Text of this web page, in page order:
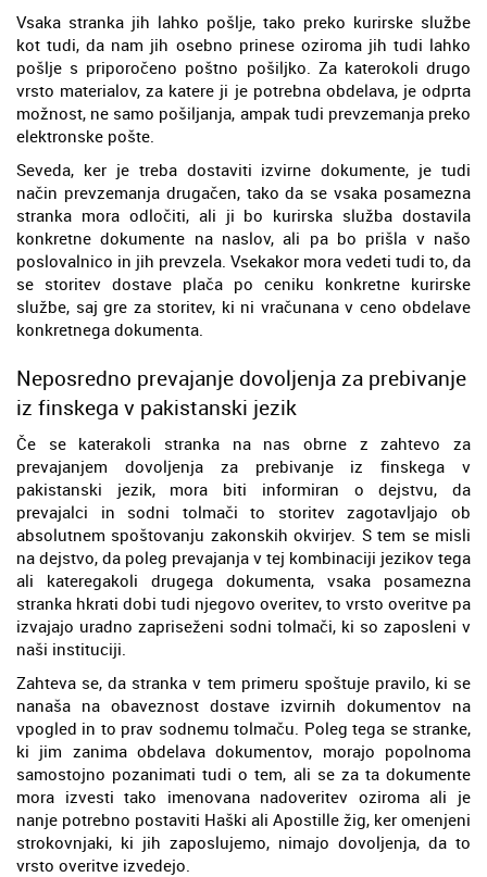
Vsaka stranka jih lahko pošlje, tako preko kurirske službe
kot tudi, da nam jih osebno prinese oziroma jih tudi lahko
pošlje s priporočeno poštno pošiljko. Za katerokoli drugo
vrsto materialov, za katere ji je potrebna obdelava, je odprta
možnost, ne samo pošiljanja, ampak tudi prevzemanja preko
elektronske pošte.
Seveda, ker je treba dostaviti izvirne dokumente, je tudi
način prevzemanja drugačen, tako da se vsaka posamezna
stranka mora odločiti, ali ji bo kurirska služba dostavila
konkretne dokumente na naslov, ali pa bo prišla v našo
poslovalnico in jih prevzela. Vsekakor mora vedeti tudi to, da
se storitev dostave plača po ceniku konkretne kurirske
službe, saj gre za storitev, ki ni vračunana v ceno obdelave
konkretnega dokumenta.
Neposredno prevajanje dovoljenja za prebivanje
iz finskega v pakistanski jezik
Če se katerakoli stranka na nas obrne z zahtevo za
prevajanjem dovoljenja za prebivanje iz finskega v
pakistanski jezik, mora biti informiran o dejstvu, da
prevajalci in sodni tolmači to storitev zagotavljajo ob
absolutnem spoštovanju zakonskih okvirjev. S tem se misli
na dejstvo, da poleg prevajanja v tej kombinaciji jezikov tega
ali kateregakoli drugega dokumenta, vsaka posamezna
stranka hkrati dobi tudi njegovo overitev, to vrsto overitve pa
izvajajo uradno zapriseženi sodni tolmači, ki so zaposleni v
naši instituciji.
Zahteva se, da stranka v tem primeru spoštuje pravilo, ki se
nanaša na obaveznost dostave izvirnih dokumentov na
vpogled in to prav sodnemu tolmaču. Poleg tega se stranke,
ki jim zanima obdelava dokumentov, morajo popolnoma
samostojno pozanimati tudi o tem, ali se za ta dokumente
mora izvesti tako imenovana nadoveritev oziroma ali je
nanje potrebno postaviti Haški ali Apostille žig, ker omenjeni
strokovnjaki, ki jih zaposlujemo, nimajo dovoljenja, da to
vrsto overitve izvedejo.